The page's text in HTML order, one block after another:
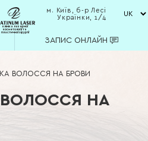
клініка лазерної
косметології та
пластичної хірургії
м. Київ, б-р Лесі
Українки, 1/4
ЗАПИС ОНЛАЙН
ВОЛОССЯ НА БРОВИ
НА